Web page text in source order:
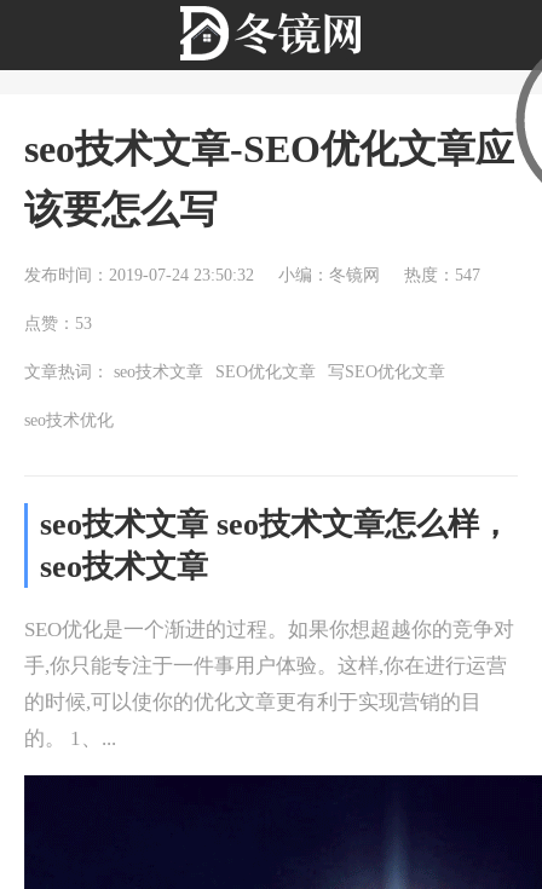
seo技术文章-SEO优化文章应
该要怎么写
发布时间：2019-07-24 23:50:32 小编：冬镜网 热度：547
点赞：53
文章热词： seo技术文章 SEO优化文章 写SEO优化文章
seo技术优化
seo技术文章 seo技术文章怎么样，
seo技术文章
SEO优化是一个渐进的过程。如果你想超越你的竞争对
手,你只能专注于一件事用户体验。这样,你在进行运营
的时候,可以使你的优化文章更有利于实现营销的目
的。 1、...